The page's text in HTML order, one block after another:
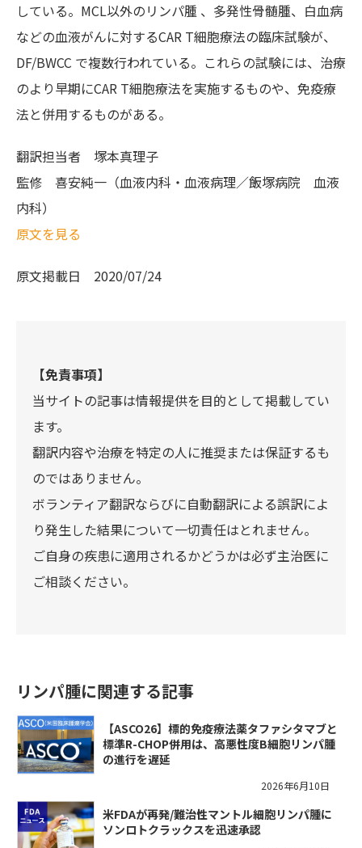
している。MCL以外のリンパ腫 、多発性骨髄腫、白血病
などの血液がんに対するCAR T細胞療法の臨床試験が、
DF/BWCC で複数行われている。これらの試験には、治療
のより早期にCAR T細胞療法を実施するものや、免疫療
法と併用するものがある。
翻訳担当者 塚本真理子
監修 喜安純一（血液内科・血液病理／飯塚病院 血液
内科）
原文を見る
原文掲載日 2020/07/24
【免責事項】
当サイトの記事は情報提供を目的として掲載してい
ます。
翻訳内容や治療を特定の人に推奨または保証するも
のではありません。
ボランティア翻訳ならびに自動翻訳による誤訳によ
り発生した結果について一切責任はとれません。
ご自身の疾患に適用されるかどうかは必ず主治医に
ご相談ください。
リンパ腫に関連する記事
【ASCO26】標的免疫療法薬タファシタマブと
標準R-CHOP併用は、高悪性度B細胞リンパ腫
の進行を遅延
2026年6月10日
米FDAが再発/難治性マントル細胞リンパ腫に
ソンロトクラックスを迅速承認